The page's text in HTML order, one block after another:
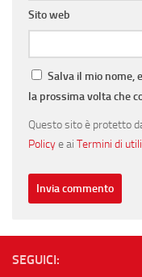
Sito web
Salva il mio nome,
la prossima volta che
Questo sito è protetto
Policye ai Termini di
SEGUICI: